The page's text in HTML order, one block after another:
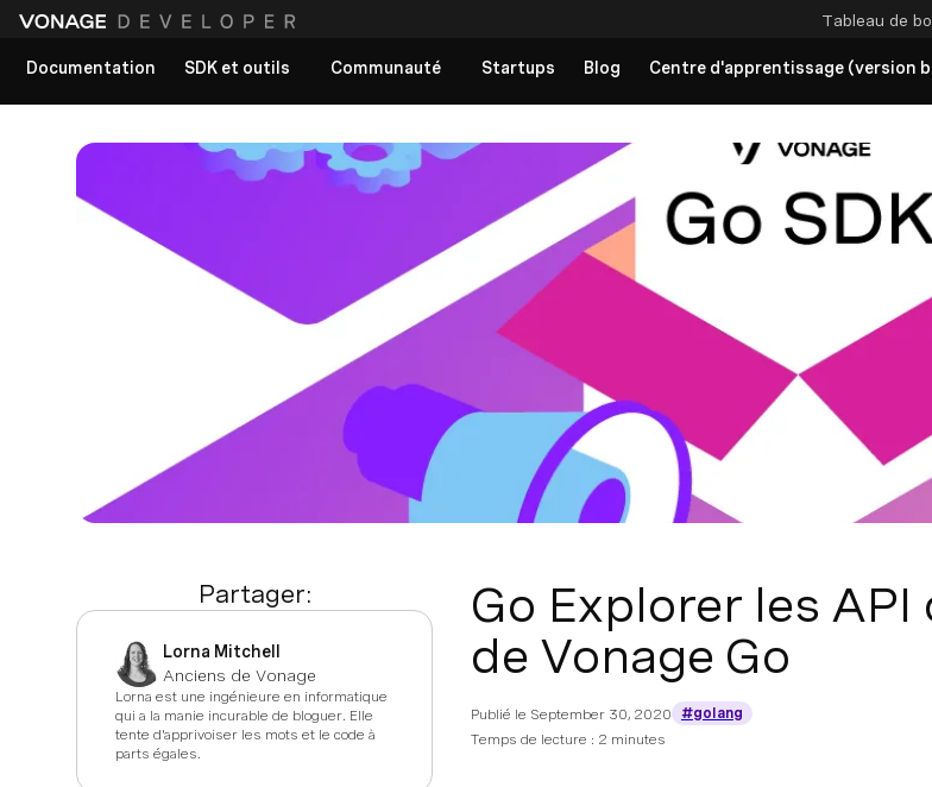
Tableau de
Documentation
SDK et outils Communauté Startups Blog Centre d'apprentissage (version
Partager:
Lorna Mitchell
Anciens de Vonage
Lorna est une ingénieure en informatique
qui a la manie incurable de bloguer. Elle
tente d'apprivoiser les mots et le code à
parts égales.
Go Explorer les API
de Vonage Go
Publié le September 30, 2020
#golang
Temps de lecture : 2 minutes